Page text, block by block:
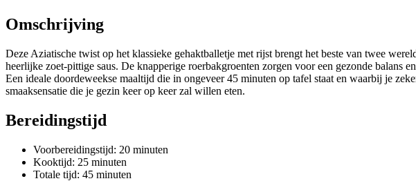
Omschrijving
Deze Aziatische twist op het klassieke gehaktballetje met rijst brengt het beste van twee
heerlijke zoet-pittige saus. De knapperige roerbakgroenten zorgen voor een gezonde balans
Een ideale doordeweekse maaltijd die in ongeveer 45 minuten op tafel staat en waarbij je
smaaksensatie die je gezin keer op keer zal willen eten.
Bereidingstijd
Voorbereidingstijd: 20 minuten
Kooktijd: 25 minuten
Totale tijd: 45 minuten